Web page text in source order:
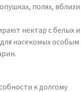
полях, вблизи
нектар с белых и
насекомых особым
к долгому